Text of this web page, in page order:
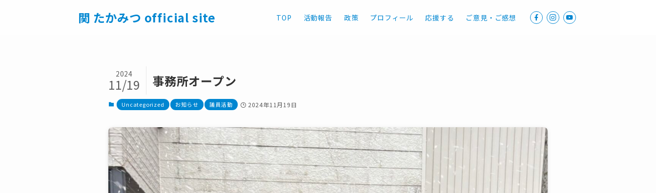
関 たかみつ official site TOP 活動報告 政策 プロフィール 応援する ご意見・ご感想
事務所オープン
2024
11/19
Uncategorized お知らせ 議員活動 2024年11月19日